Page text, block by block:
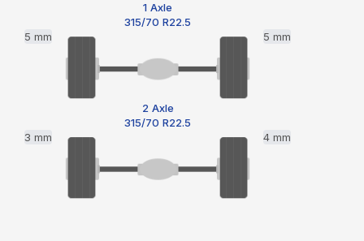
1 Axle
315/70 R22.5
5 mm
5 mm
2 Axle
315/70 R22.5
3 mm
4 mm